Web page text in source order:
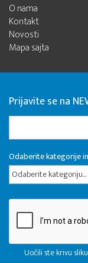
O nama
Kontakt
Novosti
Mapa sajta
Prijavite se na
Odaberite kategorije
Odaberite kategoriju...
Uočili ste krivu